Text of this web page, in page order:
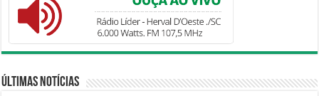
Últimas Notícias